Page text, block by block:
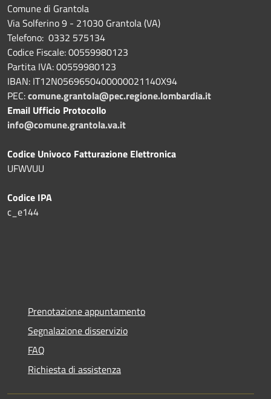
Comune di Grantola
Via Solferino 9 - 21030 Grantola (VA)
Telefono: 0332 575134
Codice Fiscale: 00559980123
Partita IVA: 00559980123
IBAN: IT12N0569650400000021140X94
PEC:comune.grantola@pec.regione.lombardia.it
Email Ufficio Protocollo
info@comune.grantola.va.it
Codice Univoco Fatturazione Elettronica
UFWVUU
Codice IPA
c_e144
Prenotazione appuntamento
Segnalazione disservizio
FAQ
Richiesta di assistenza